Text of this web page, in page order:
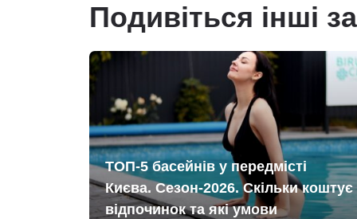
Подивіться інші
ТОП-5 басейнів у передмісті
Києва. Сезон-2026. Скільки коштує
відпочинок та які умови